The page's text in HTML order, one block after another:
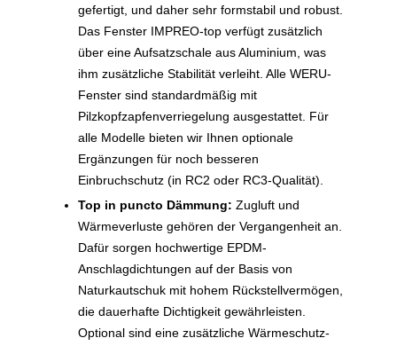
gefertigt, und daher sehr formstabil und robust.
Das Fenster IMPREO-top verfügt zusätzlich
über eine Aufsatzschale aus Aluminium, was
ihm zusätzliche Stabilität verleiht. Alle WERU-
Fenster sind standardmäßig mit
Pilzkopfzapfenverriegelung ausgestattet. Für
alle Modelle bieten wir Ihnen optionale
Ergänzungen für noch besseren
Einbruchschutz (in RC2 oder RC3-Qualität).
Top in puncto Dämmung: Zugluft und
Wärmeverluste gehören der Vergangenheit an.
Dafür sorgen hochwertige EPDM-
Anschlagdichtungen auf der Basis von
Naturkautschuk mit hohem Rückstellvermögen,
die dauerhafte Dichtigkeit gewährleisten.
Optional sind eine zusätzliche Wärmeschutz-